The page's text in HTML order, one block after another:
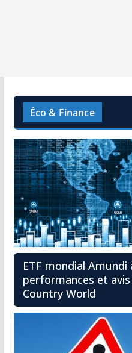
Éco & Finance
ETF mondial Amundi
performances et
Country World